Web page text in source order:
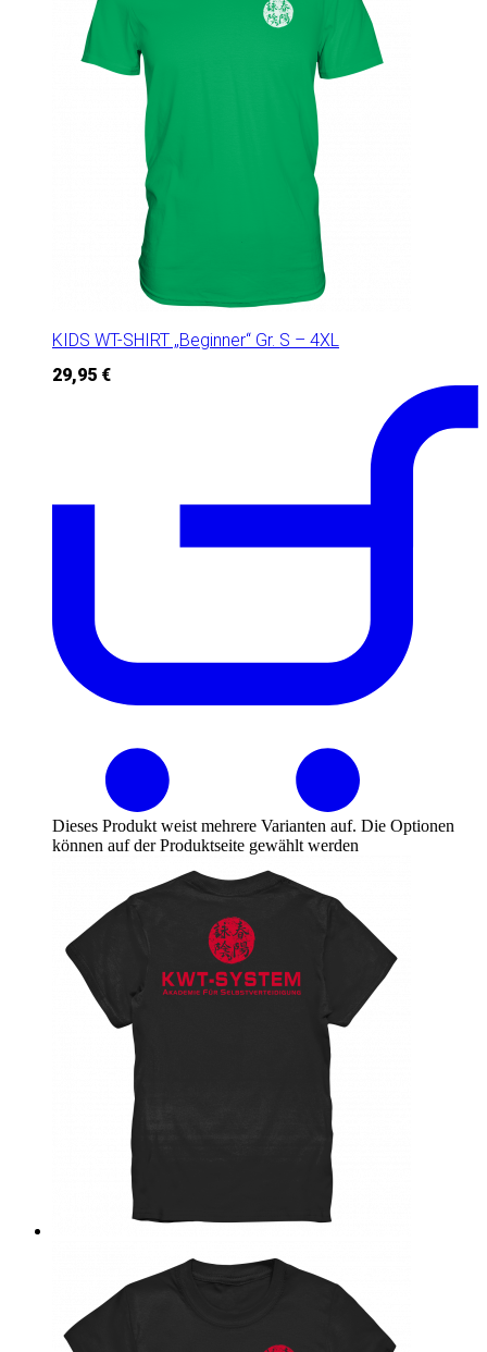
KIDS WT-SHIRT „Beginner“ Gr. S – 4XL
29,95 €
Dieses Produkt weist mehrere Varianten auf. Die Optionen
können auf der Produktseite gewählt werden